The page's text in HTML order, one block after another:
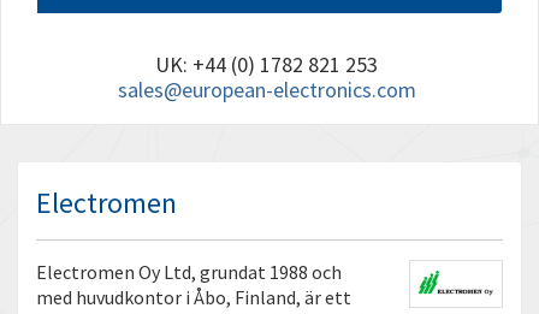
UK: +44 (0) 1782 821 253
sales@european-electronics.com
Electromen
Electromen Oy Ltd, grundat 1988 och
med huvudkontor i Åbo, Finland, är ett